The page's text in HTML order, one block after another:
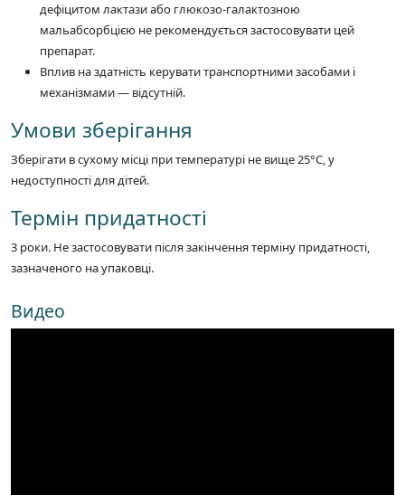
дефіцитом лактази або глюкозо-галактозною
мальабсорбцією не рекомендується застосовувати цей
препарат.
Вплив на здатність керувати транспортними засобами і
механізмами — відсутній.
Умови зберігання
Зберігати в сухому місці при температурі не вище 25°C, у
недоступності для дітей.
Термін придатності
3 роки. Не застосовувати після закінчення терміну придатності,
зазначеного на упаковці.
Видео